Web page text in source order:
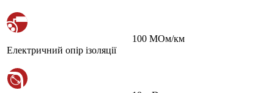
Електричний опір ізоляції
100 МОм/км